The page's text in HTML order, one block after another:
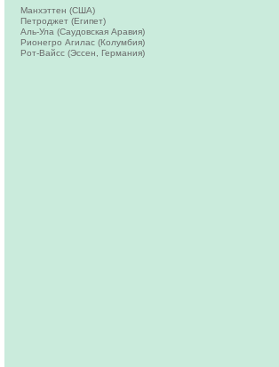
Манхэттен (США)
Петроджет (Египет)
Аль-Ула (Саудовская Аравия)
Рионегро Агилас (Колумбия)
Рот-Вайсс (Эссен, Германия)